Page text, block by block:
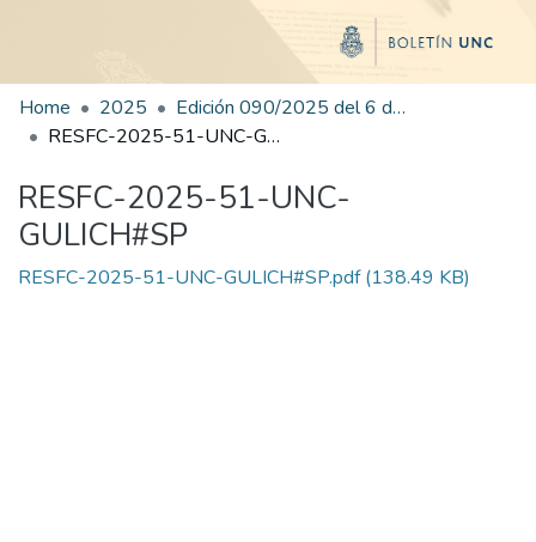
Home 2025
Edición 090/2025 del 6 de noviembre de 2025
RESFC-2025-51-UNC-GULICH#SP
RESFC-2025-51-UNC-
GULICH#SP
RESFC-2025-51-UNC-GULICH#SP.pdf(138.49 KB)